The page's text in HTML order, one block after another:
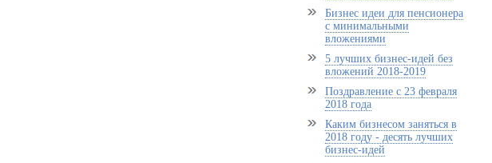
Бизнес идеи для пенсионера
с минимальными
вложениями
5 лучших бизнес-идей без
вложений 2018-2019
Поздравление с 23 февраля
2018 года
Каким бизнесом заняться в
2018 году - десять лучших
бизнес-идей